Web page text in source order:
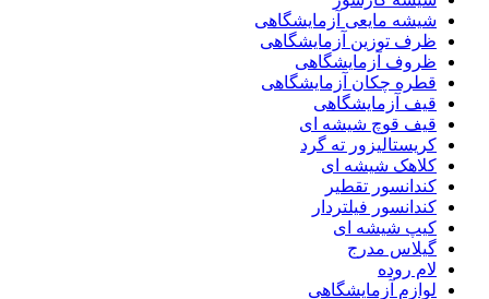
شیشه مایعی آزمایشگاهی
ظرف توزین آزمایشگاهی
ظروف آزمایشگاهی
قطره چکان آزمایشگاهی
قیف آزمایشگاهی
قیف قوچ شیشه ای
کریستالیزور ته گرد
کلاهک شیشه ای
کندانسور تقطیر
کندانسور فیلتردار
کیپ شیشه ای
گیلاس مدرج
لام روده
لوازم آزمایشگاهی